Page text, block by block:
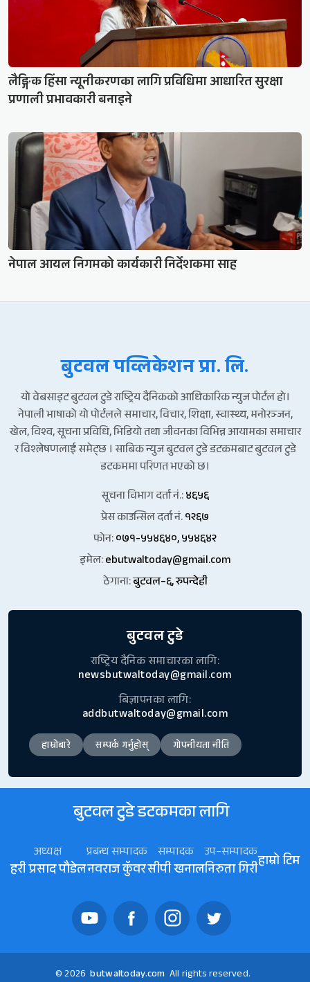
लैङ्गिक हिंसा न्यूनीकरणका लागि प्रविधिमा आधारित सुरक्षा
प्रणाली प्रभावकारी बनाइने
नेपाल आयल निगमको कार्यकारी निर्देशकमा साह
बुटवल पव्लिकेशन प्रा. लि.
यो वेबसाइट बुटवल टुडे राष्ट्रिय दैनिकको आधिकारिक न्युज पोर्टल हो।
नेपाली भाषाको यो पोर्टलले समाचार, विचार, शिक्षा, स्वास्थ्य, मनोरञ्जन,
खेल, विश्व, सूचना प्रविधि, भिडियो तथा जीवनका विभिन्न आयामका समाचार
र विश्लेषणलाई समेट्छ । साबिक न्युज बुटवल टुडे डटकमबाट बुटवल टुडे
डटकममा परिणत भएको छ।
सूचना विभाग दर्ता नं.:४६५६
प्रेस काउन्सिल दर्ता नं.१२६७
फोन:०७१-५५४६४०, ५५४६४२
इमेल:ebutwaltoday@gmail.com
ठेगाना:बुटवल–६, रुपन्देही
बुटवल टुडे
राष्ट्रिय दैनिक समाचारका लागि:
newsbutwaltoday@gmail.com
बिज्ञापनका लागि:
addbutwaltoday@gmail.com
हाम्रोबारे सम्पर्क गर्नुहोस् गोपनीयता नीति
बुटवल टुडे डटकमका लागि
अध्यक्ष
हरी प्रसाद पौडेल
प्रबन्ध सम्पादक
नवराज कॅुवर
सम्पादक
सीपी खनाल
उप–सम्पादक
निरुता गिरीहाम्रो टिम
© 2026 butwaltoday.com All rights reserved.